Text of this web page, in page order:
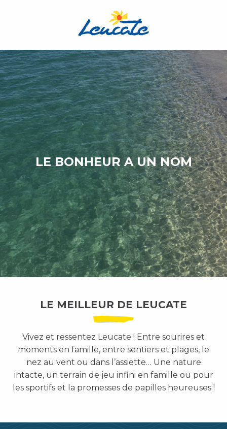
LE BONHEUR A UN NOM
LE MEILLEUR DE LEUCATE
Vivez et ressentez Leucate ! Entre sourires et
moments en famille, entre sentiers et plages, le
nez au vent ou dans l’assiette… Une nature
intacte, un terrain de jeu infini en famille ou pour
les sportifs et la promesses de papilles heureuses !